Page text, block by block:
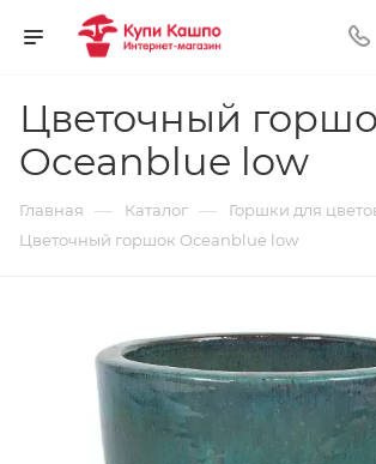
Цветочный
Oceanblue low
Главная — Каталог — Горшки для
Цветочный горшок Oceanblue low